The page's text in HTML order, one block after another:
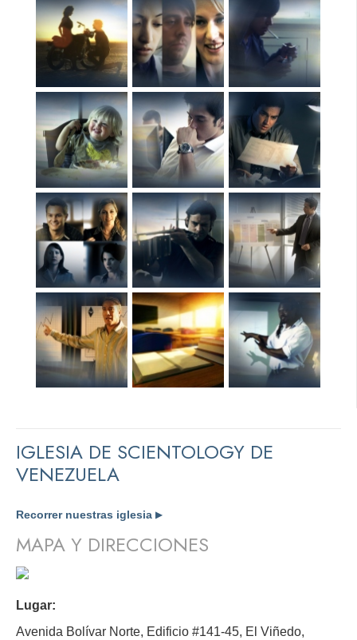
IGLESIA DE SCIENTOLOGY DE
VENEZUELA
Recorrer nuestras iglesia ▶
MAPA Y DIRECCIONES
Lugar:
Avenida Bolívar Norte, Edificio #141-45, El Viñedo,